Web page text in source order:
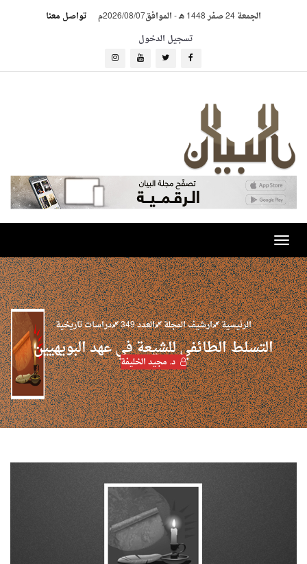
الجمعة 24 صفر 1448 هـ -الموافق2026/08/07م
تواصل معنا
تسجيل الدخول
Toggle
navigation
الرئيسية ارشيف المجلة العدد 349 دراسات تاريخية
التسلط الطائفي للشيعة في عهد البويهيين
د. مجيد الخليفة